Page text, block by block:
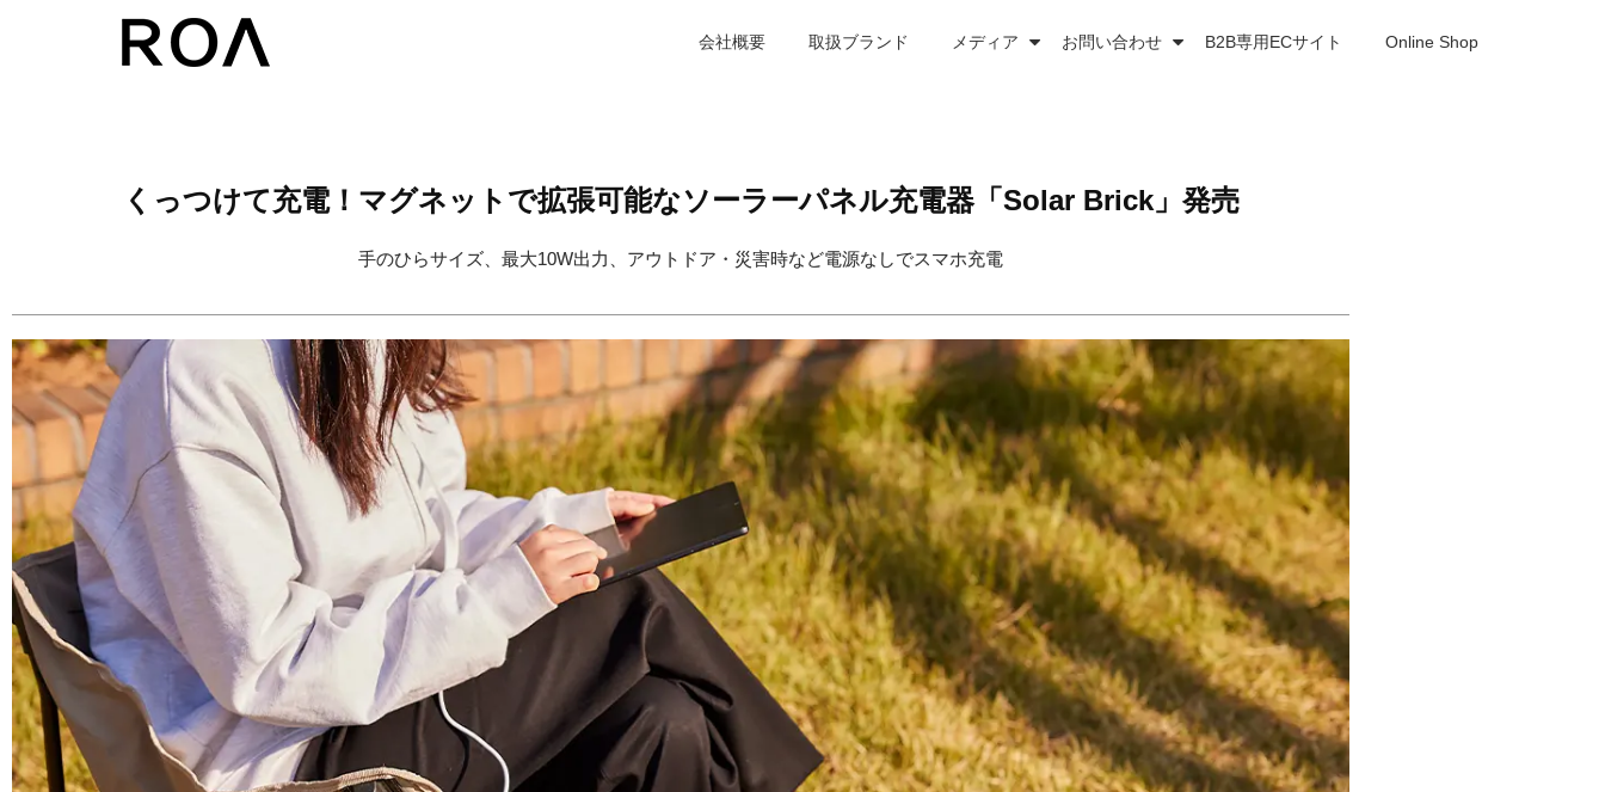
プ
会社概要 取扱ブランド メディア お問い合わせ B2B専用ECサイト Online Shop
くっつけて充電！マグネットで拡張可能なソーラーパネル充電器「Solar Brick」発売
手のひらサイズ、最大10W出力、アウトドア・災害時など電源なしでスマホ充電